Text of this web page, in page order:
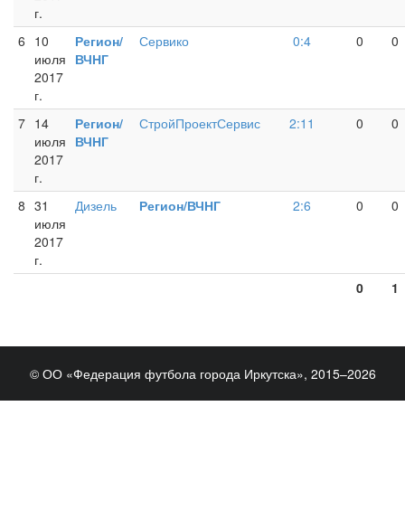
г.
6 10
июля
2017
г.
Регион/
ВЧНГ
Сервико 0:4 0 0
7 14
июля
2017
г.
Регион/
ВЧНГ
СтройПроектСервис 2:11 0 0
8 31
июля
2017
г.
Дизель Регион/ВЧНГ 2:6 0 0
0 1
© ОО «Федерация футбола города Иркутска», 2015–2026